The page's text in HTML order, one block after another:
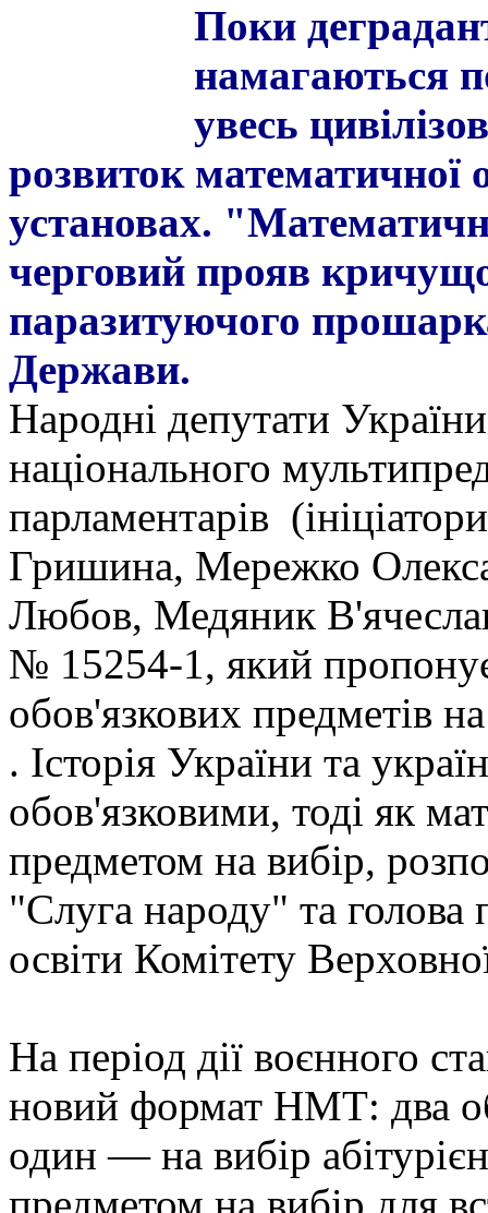
Поки
намагаються
увесь
розвиток математичної
установах.
черговий прояв
паразитуючого
Держави.
Народні депутати
національного
парламентарів
Гришина, Мережко
Любов, Медяник
№ 15254-1, який
обов'язкових предметів
. Історія України та
обов'язковими, тоді як
предметом на вибір,
"Слуга народу" та голова
освіти Комітету
На період дії воєнного
новий формат НМТ: два
один — на вибір
предметом на вибір для